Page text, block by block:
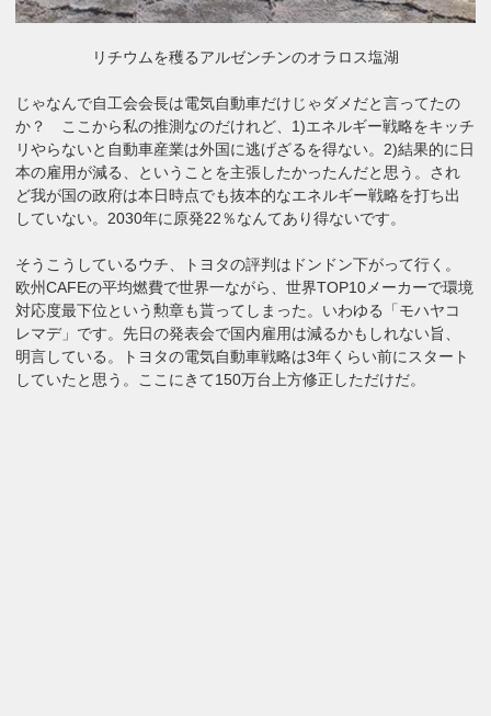
リチウムを穫るアルゼンチンのオラロス塩湖
じゃなんで自工会会長は電気自動車だけじゃダメだと言ってたの
か？ ここから私の推測なのだけれど、1)エネルギー戦略をキッチ
リやらないと自動車産業は外国に逃げざるを得ない。2)結果的に日
本の雇用が減る、ということを主張したかったんだと思う。され
ど我が国の政府は本日時点でも抜本的なエネルギー戦略を打ち出
していない。2030年に原発22％なんてあり得ないです。
そうこうしているウチ、トヨタの評判はドンドン下がって行く。
欧州CAFEの平均燃費で世界一ながら、世界TOP10メーカーで環境
対応度最下位という勲章も貰ってしまった。いわゆる「モハヤコ
レマデ」です。先日の発表会で国内雇用は減るかもしれない旨、
明言している。トヨタの電気自動車戦略は3年くらい前にスタート
していたと思う。ここにきて150万台上方修正しただけだ。